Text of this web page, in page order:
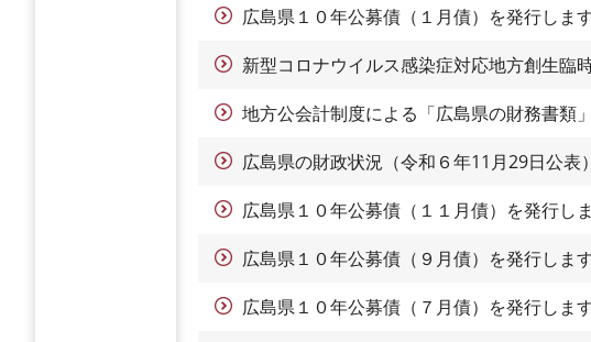
広島県１０年公募債（１月債）を発行しま
新型コロナウイルス感染症対応地方創生臨
地方公会計制度による「広島県の財務書類
広島県の財政状況（令和６年11月29日公表）
広島県１０年公募債（１１月債）を発行し
広島県１０年公募債（９月債）を発行しま
広島県１０年公募債（７月債）を発行しま